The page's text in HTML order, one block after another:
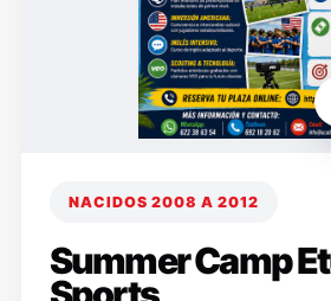
NACIDOS 2008 A 2012
Summer Camp